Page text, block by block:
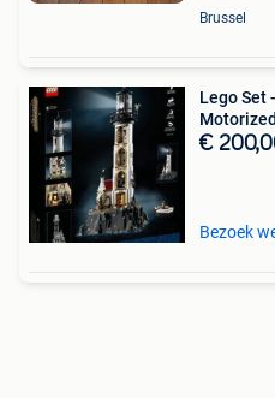
Brussel
Lego Set
€
Bezoek